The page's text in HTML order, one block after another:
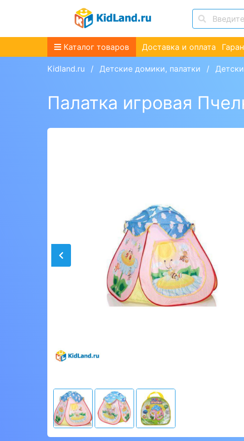
Каталог товаров Доставка и оплата
Kidland.ru Детские домики, палатки
Палатка игровая